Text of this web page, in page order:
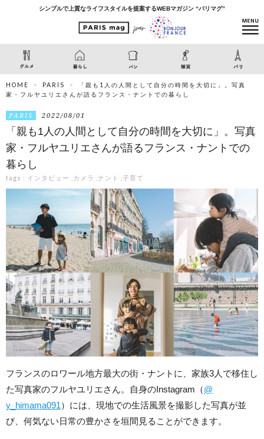
シンプルで上質なライフスタイルを提案するWEBマガジン “パリマグ”
HOME PARIS
「親も1人の人間として自分の時間を大切に」。写真
家・フルヤユリエさんが語るフランス・ナントでの暮らし
PARIS 2022/08/01
「親も1人の人間として自分の時間を大切に」。写真
家・フルヤユリエさんが語るフランス・ナントでの
暮らし
tags : インタビュー カメラ ナント 子育て
フランスのロワール地方最大の街・ナントに、家族3人で移住し
た写真家のフルヤユリエさん。自身のInstagram（@
y_himama091）には、現地での生活風景を撮影した写真が並
び、何気ない日常の豊かさを垣間見ることができます。